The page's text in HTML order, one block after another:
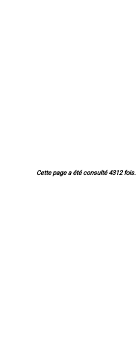
Cette page a été consulté 4312 fois.